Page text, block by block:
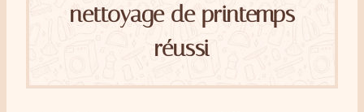
nettoyage de printemps
réussi